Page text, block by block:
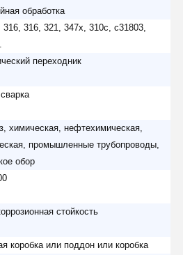
обработка
316, 321, 347х, 310с, с31803,
переходник
химическая, нефтехимическая,
промышленные трубопроводы,
обор
стойкость
коробка или поддон или коробка